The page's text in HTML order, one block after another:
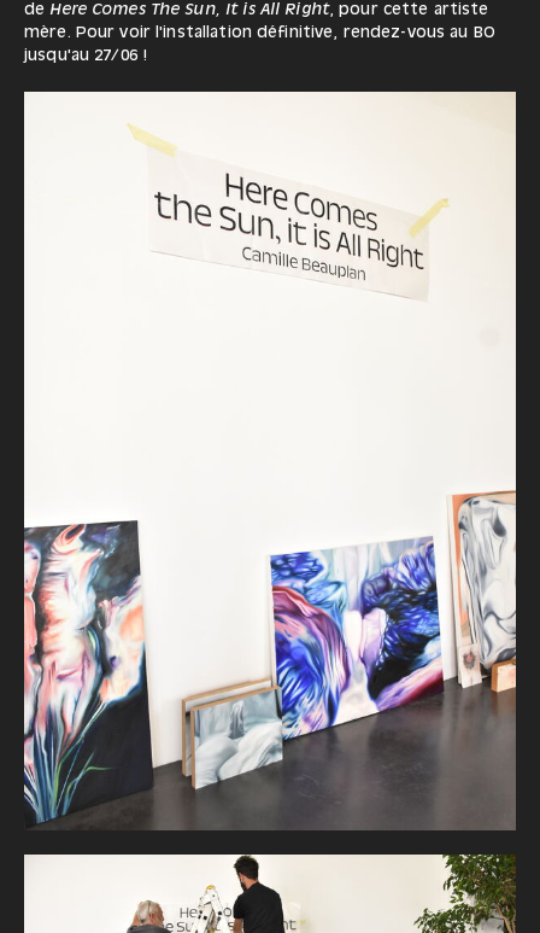
de Here Comes The Sun, It is All Right, pour cette artiste
mère. Pour voir l'installation définitive, rendez-vous au BO
jusqu'au 27/06 !